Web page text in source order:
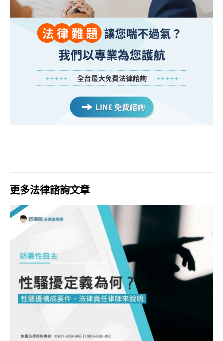
更多法律諮詢文章